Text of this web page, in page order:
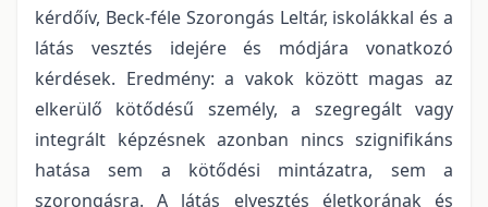
kérdőív, Beck-féle Szorongás Leltár, iskolákkal és a
látás vesztés idejére és módjára vonatkozó
kérdések. Eredmény: a vakok között magas az
elkerülő kötődésű személy, a szegregált vagy
integrált képzésnek azonban nincs szignifikáns
hatása sem a kötődési mintázatra, sem a
szorongásra. A látás elvesztés életkorának és